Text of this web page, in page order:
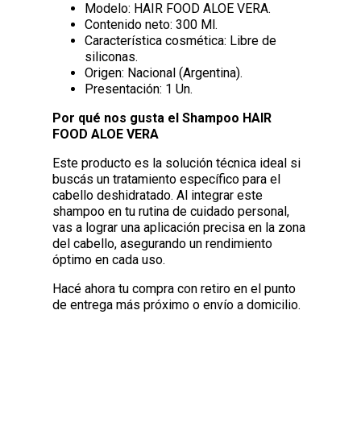
Modelo: HAIR FOOD ALOE VERA.
Contenido neto: 300 Ml.
Característica cosmética: Libre de
siliconas.
Origen: Nacional (Argentina).
Presentación: 1 Un.
Por qué nos gusta el Shampoo HAIR
FOOD ALOE VERA
Este producto es la solución técnica ideal si
buscás un tratamiento específico para el
cabello deshidratado. Al integrar este
shampoo en tu rutina de cuidado personal,
vas a lograr una aplicación precisa en la zona
del cabello, asegurando un rendimiento
óptimo en cada uso.
Hacé ahora tu compra con retiro en el punto
de entrega más próximo o envío a domicilio.